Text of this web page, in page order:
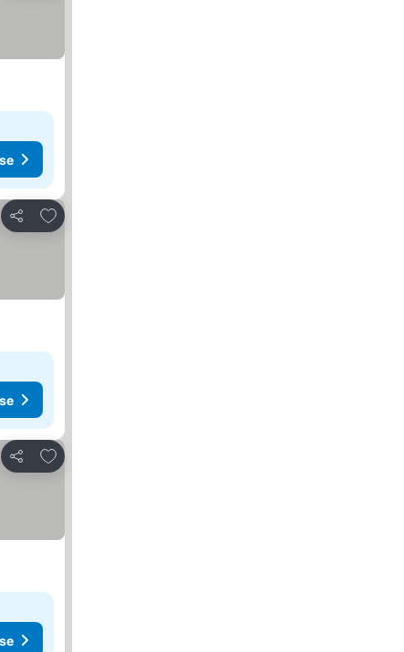
Megosztás
Hozzáadás a kedvencekhez
Megosztás
Hozzáadás a kedvencekhez